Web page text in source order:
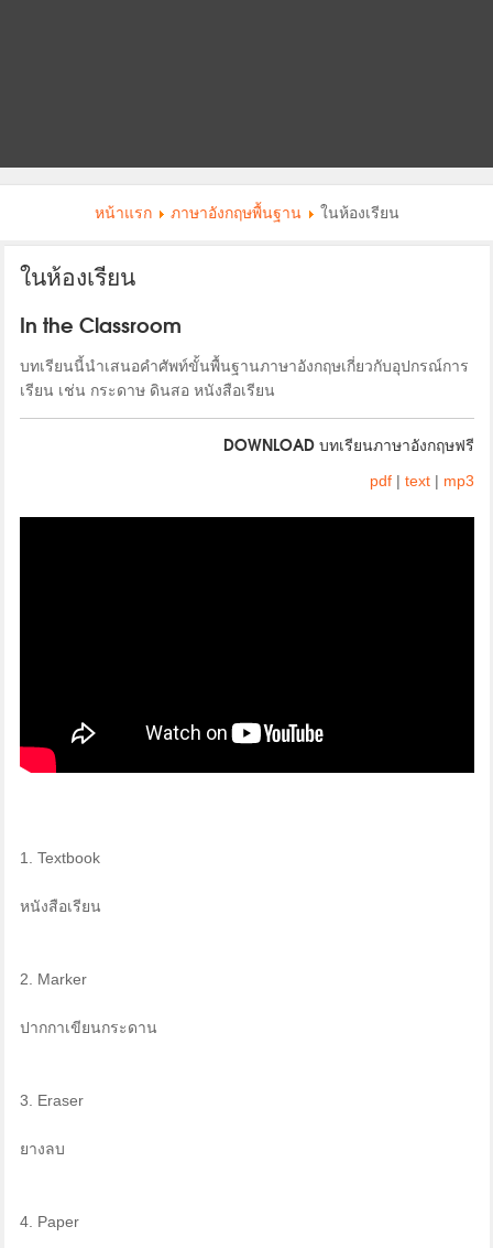
หน้าแรก ภาษาอังกฤษพื้นฐาน ในห้องเรียน
ในห้องเรียน
In the Classroom
บทเรียนนี้นำเสนอคำศัพท์ขั้นพื้นฐานภาษาอังกฤษเกี่ยวกับอุปกรณ์การ
เรียน เช่น กระดาษ ดินสอ หนังสือเรียน
DOWNLOAD บทเรียนภาษาอังกฤษฟรี
pdf| text| mp3
1. Textbook
หนังสือเรียน
2. Marker
ปากกาเขียนกระดาน
3. Eraser
ยางลบ
4. Paper